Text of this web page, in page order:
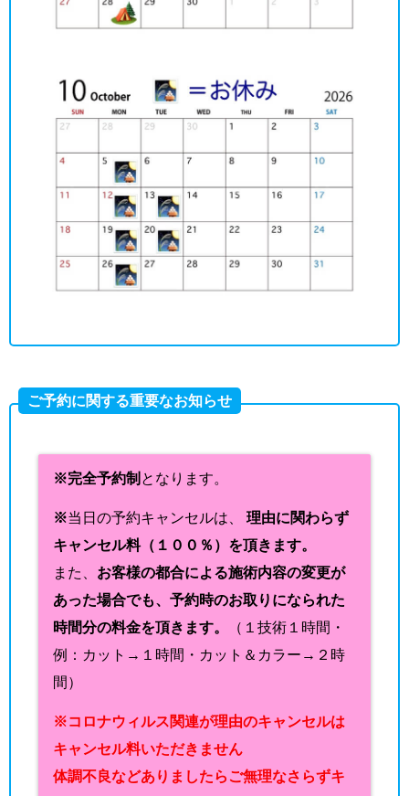
ご予約に関する重要なお知らせ
※完全予約制 となります。
※当日の予約キャンセルは、 理由に関わらず
キャンセル料（１００％）を頂きます。
また、 お客様の都合による施術内容の変更が
あった場合でも、予約時のお取りになられた
時間分の料金を頂きます。
（１技術１時間・
例：カット→１時間・カット＆カラー→２時
間）
※コロナウィルス関連が理由のキャンセルは
キャンセル料いただきません
体調不良などありましたらご無理なさらずキ